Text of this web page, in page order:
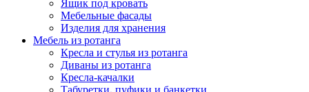
Ящик под кровать
Мебельные фасады
Изделия для хранения
Мебель из ротанга
Кресла и стулья из ротанга
Диваны из ротанга
Кресла-качалки